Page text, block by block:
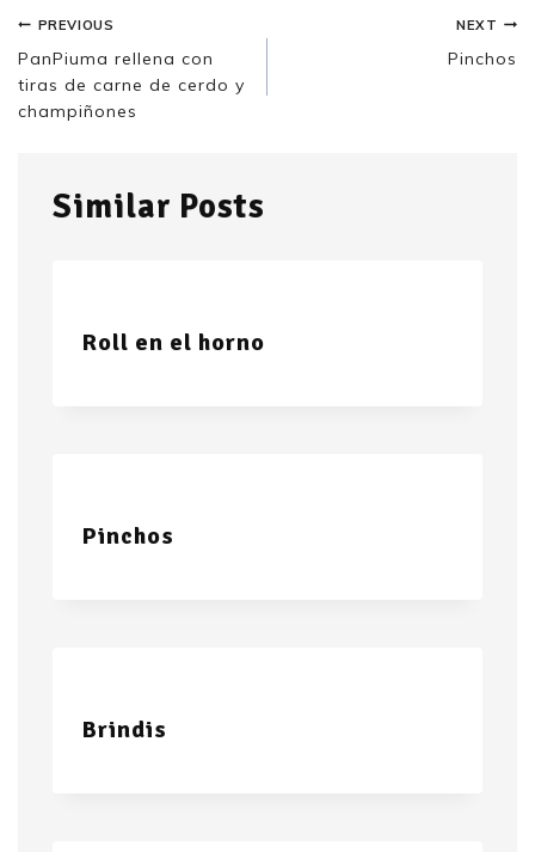
PREVIOUS
PanPiuma rellena con
tiras de carne de cerdo y
champiñones
NEXT
Pinchos
Similar Posts
Roll en el horno
Pinchos
Brindis